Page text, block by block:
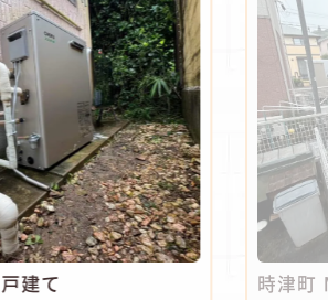
戸建て 時津町